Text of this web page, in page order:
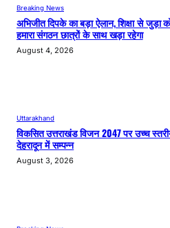
Breaking News
अभिजीत दिपके का बड़ा ऐलान, शिक्षा से जुड़ा
हमारा संगठन छात्रों के साथ खड़ा रहेगा
August 4, 2026
Uttarakhand
विकसित उत्तराखंड विजन 2047 पर उच्च
देहरादून में सम्पन्न
August 3, 2026